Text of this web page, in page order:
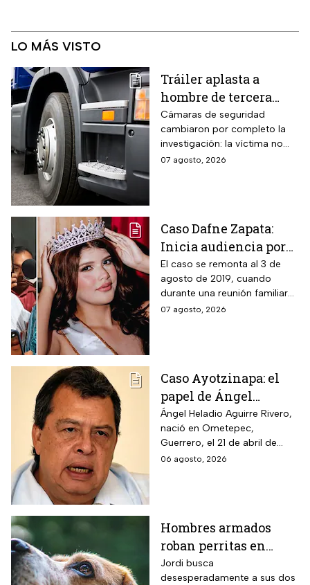
LO MÁS VISTO
Tráiler aplasta a
hombre de tercera
edad: el culpable sigue
prófugo: VIDEO
Cámaras de seguridad
cambiaron por completo la
investigación: la víctima no
intentaba cruzar la avenida
07 agosto, 2026
Caso Dafne Zapata:
Inicia audiencia por
abuso sexual
cometido por su padre
El caso se remonta al 3 de
agosto de 2019, cuando
durante una reunión familiar
celebrada en la casa de la
07 agosto, 2026
Caso Ayotzinapa: el
papel de Ángel
Aguirre en la
desaparición de los
normalistas en 2014
Ángel Heladio Aguirre Rivero,
nació en Ometepec,
Guerrero, el 21 de abril de
1956. Estudió la Licenciatura
06 agosto, 2026
Hombres armados
roban perritas en
Veracruz
Jordi busca
desesperadamente a sus dos